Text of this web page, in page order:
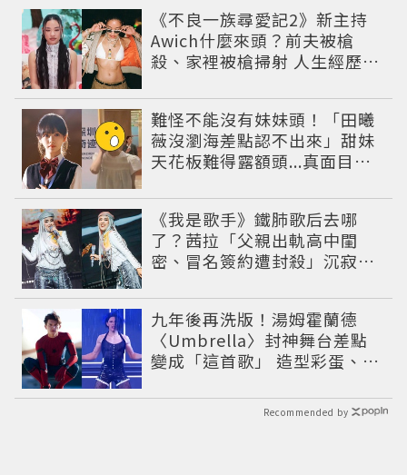
《不良一族尋愛記2》新主持
Awich什麼來頭？前夫被槍
殺、家裡被槍掃射 人生經歷比
難怪不能沒有妹妹頭！「田曦
薇沒瀏海差點認不出來」甜妹
天花板難得露額頭...真面目嚇
《我是歌手》鐵肺歌后去哪
了？茜拉「父親出軌高中閨
密、冒名簽約遭封殺」沉寂12
九年後再洗版！湯姆霍蘭德
〈Umbrella〉封神舞台差點
變成「這首歌」 造型彩蛋、暖
Recommended by